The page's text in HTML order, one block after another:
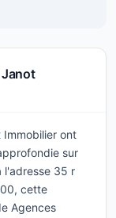
ont
sur
l'adresse 35 r
cette
Agences